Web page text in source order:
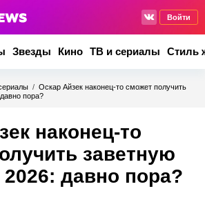
Войти
Звезды Кино ТВ и сериалы Стиль
/ Оскар Айзек наконец-то сможет получить
пора?
наконец-то
заветную
давно пора?